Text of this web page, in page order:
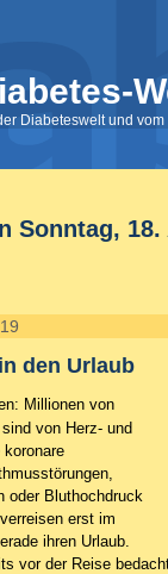
Diabeteswelt und
Sonntag, 18.
den Urlaub
Millionen von
von Herz- und
koronare
oder Bluthochdruck
erst im
ihren Urlaub.
vor der Reise